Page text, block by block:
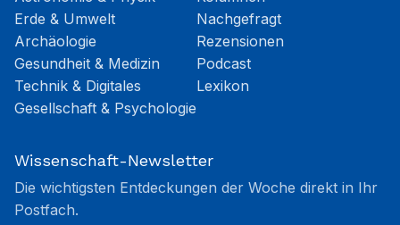
Erde & Umwelt
Archäologie
Gesundheit & Medizin
Technik & Digitales
Gesellschaft & Psychologie
Nachgefragt
Rezensionen
Podcast
Lexikon
Wissenschaft-Newsletter
Die wichtigsten Entdeckungen der Woche direkt in Ihr
Postfach.